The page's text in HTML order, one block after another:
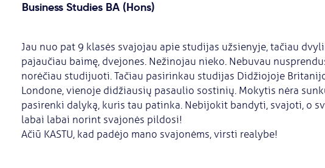
Business Studies BA (Hons)
Jau nuo pat 9 klasės svajojau apie studijas užsienyje, tačiau
pajaučiau baimę, dvejones. Nežinojau nieko. Nebuvau
norėčiau studijuoti. Tačiau pasirinkau studijas Didžiojoje
Londone, vienoje didžiausių pasaulio sostinių. Mokytis nėra
pasirenki dalyką, kuris tau patinka. Nebijokit bandyti, svajoti, o
labai labai norint svajonės pildosi!
Ačiū KASTU, kad padėjo mano svajonėms, virsti realybe!